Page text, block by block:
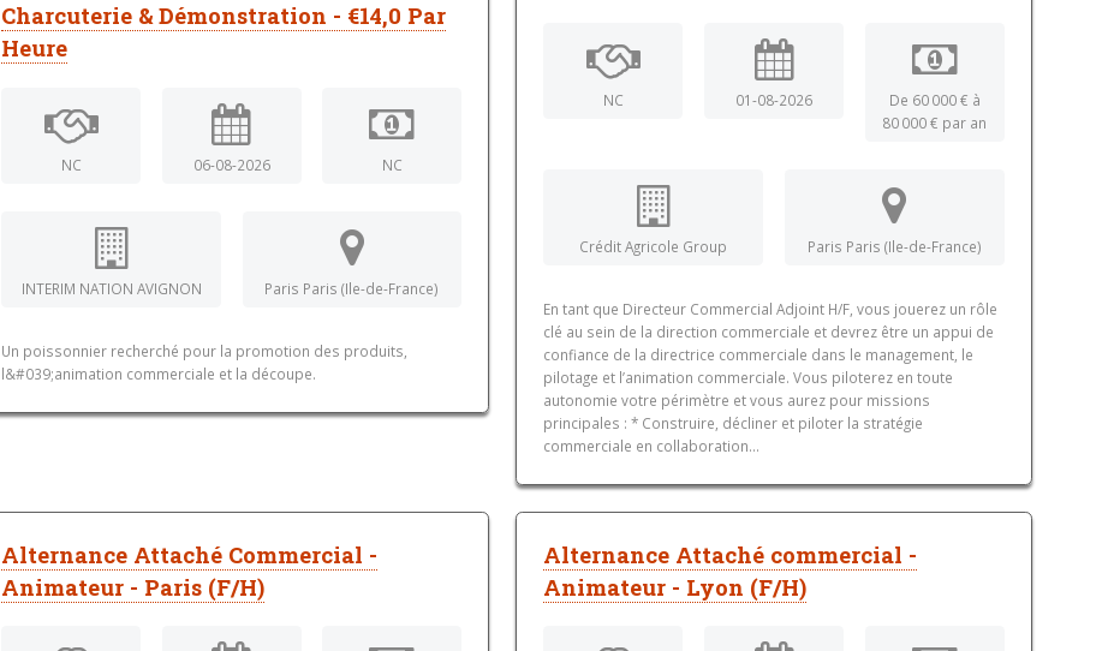
Charcuterie & Démonstration - €14,0 Par
Heure
NC 06-08-2026 NC
INTERIM NATION AVIGNON Paris Paris (Ile-de-France)
Un poissonnier recherché pour la promotion des produits,
l&#039;animation commerciale et la découpe.
NC 01-08-2026
De 60 000 € à
80 000 € par an
Crédit Agricole Group Paris Paris (Ile-de-France)
En tant que Directeur Commercial Adjoint H/F, vous jouerez un rôle
clé au sein de la direction commerciale et devrez être un appui de
confiance de la directrice commerciale dans le management, le
pilotage et l’animation commerciale. Vous piloterez en toute
autonomie votre périmètre et vous aurez pour missions
principales : * Construire, décliner et piloter la stratégie
commerciale en collaboration...
Alternance Attaché Commercial -
Animateur - Paris (F/H)
Alternance Attaché commercial -
Animateur - Lyon (F/H)